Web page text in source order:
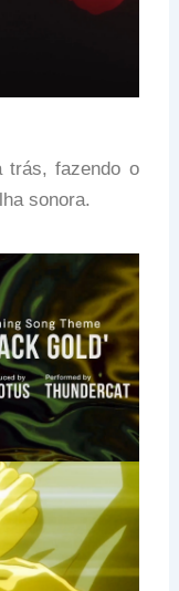
trás, fazendo o
sonora.